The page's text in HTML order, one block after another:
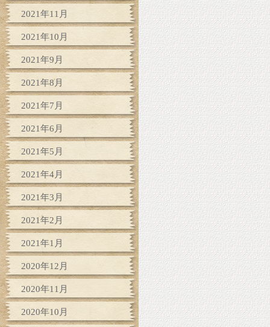
2021年11月
2021年10月
2021年9月
2021年8月
2021年7月
2021年6月
2021年5月
2021年4月
2021年3月
2021年2月
2021年1月
2020年12月
2020年11月
2020年10月